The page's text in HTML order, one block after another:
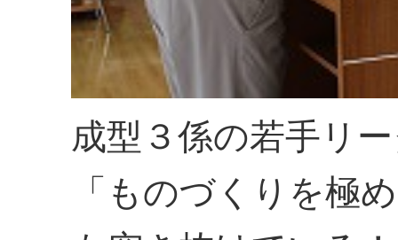
成型３係の若手リ
「ものづくりを極